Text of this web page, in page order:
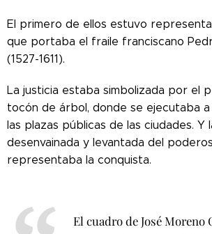
El primero de ellos estuvo
que portaba el fraile franciscano
(1527-1611).
La justicia estaba simbolizada por el
tocón de árbol, donde se ejecutaba a
las plazas públicas de las ciudades. Y
desenvainada y levantada del
representaba la conquista.
El cuadro de José Moreno